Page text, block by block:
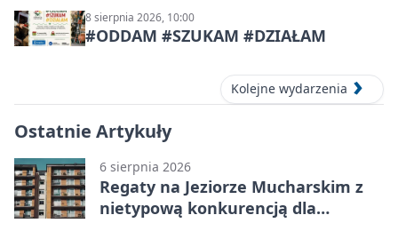
8 sierpnia 2026, 10:00
#ODDAM #SZUKAM #DZIAŁAM
Kolejne wydarzenia
Ostatnie Artykuły
6 sierpnia 2026
Regaty na Jeziorze Mucharskim z
nietypową konkurencją dla